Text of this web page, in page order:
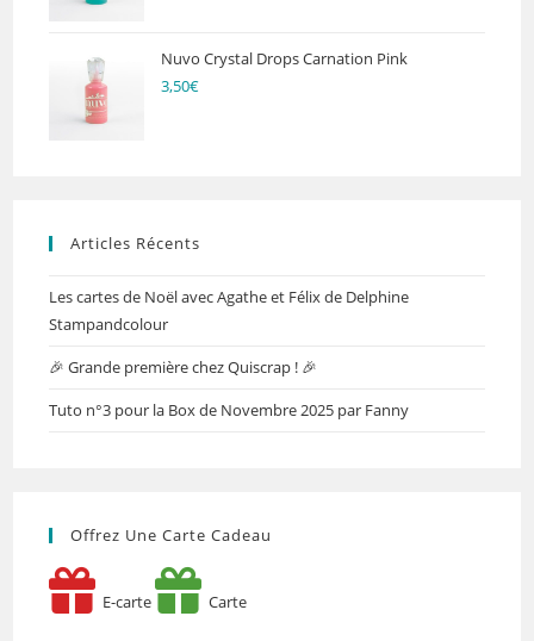
Nuvo Crystal Drops Carnation Pink
3,50€
Articles Récents
Les cartes de Noël avec Agathe et Félix de Delphine
Stampandcolour
🎉 Grande première chez Quiscrap ! 🎉
Tuto n°3 pour la Box de Novembre 2025 par Fanny
Offrez Une Carte Cadeau
E-carte Carte